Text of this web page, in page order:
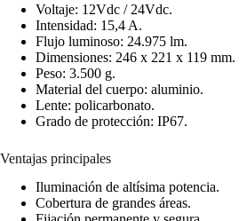
Voltaje: 12Vdc / 24Vdc.
Intensidad: 15,4 A.
Flujo luminoso: 24.975 lm.
Dimensiones: 246 x 221 x 119 mm.
Peso: 3.500 g.
Material del cuerpo: aluminio.
Lente: policarbonato.
Grado de protección: IP67.
Ventajas principales
Iluminación de altísima potencia.
Cobertura de grandes áreas.